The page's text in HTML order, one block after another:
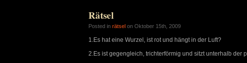
Rätsel
Posted in rätsel on Oktober 15th, 2009
1.Es hat eine Wurzel, ist rot und hängt in der Luft?
2.Es ist gegengleich, trichterförmig und sitzt unterhalb der